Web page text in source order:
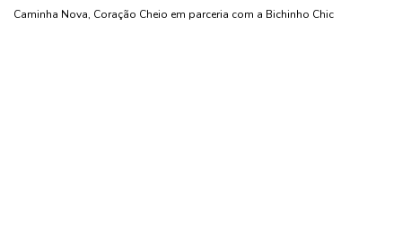
Caminha Nova, Coração Cheio em parceria com a Bichinho Chic